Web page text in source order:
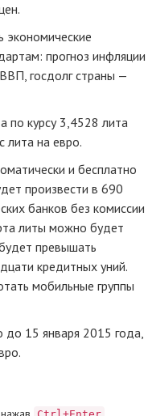
экономические
прогноз инфляции
госдолг страны —
по курсу 3,4528 лита
лита на евро.
и бесплатно
произвести в 690
банков без комиссии
литы можно будет
превышать
кредитных уний.
мобильные группы
до 15 января 2015 года,